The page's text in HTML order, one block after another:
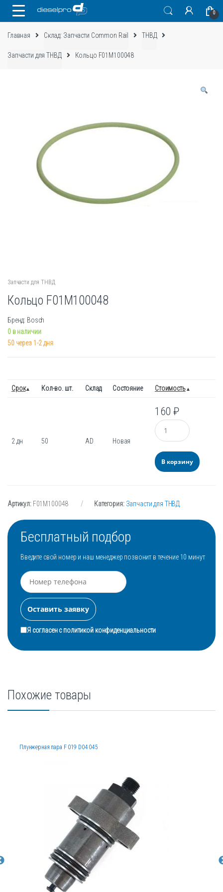
0
Главная Склад: Запчасти Common Rail ТНВД
Запчасти для ТНВД Кольцо F01M100048
Запчасти для ТНВД
Кольцо F01M100048
Бренд: Bosch
0 в наличии
50 через 1-2 дня
Срок Кол-во. шт. Склад Состояние Стоимость
2 дн 50 AD Новая
160₽
Количество
В корзину
Артикул: F01M100048 Категория: Запчасти для ТНВД
Бесплатный подбор
Введите свой номер и наш менеджер позвонит в течение 10 минут
Я согласен сполитикой конфиденциальности
Похожие товары
Плунжерная пара F 019 D04 045